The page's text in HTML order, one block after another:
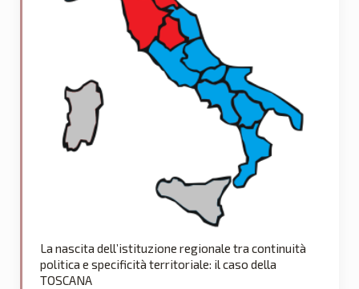
La nascita dell’istituzione regionale tra continuità
politica e specificità territoriale: il caso della
TOSCANA